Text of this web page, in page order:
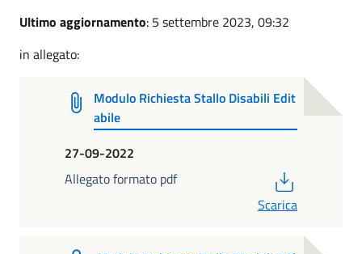
Ultimo aggiornamento: 5 settembre 2023, 09:32
in allegato:
Modulo Richiesta Stallo Disabili Edit
abile
27-09-2022
Allegato formato pdf
Scarica